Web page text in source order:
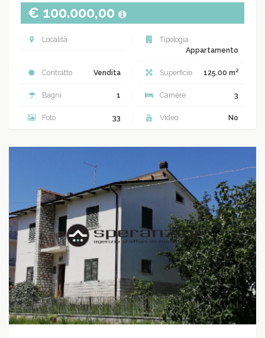
€ 100.000,00
Località
Tipologia
Appartamento
Contratto Vendita Superficie 125.00 m2
Bagni 1 Camere 3
Foto 33 Video No